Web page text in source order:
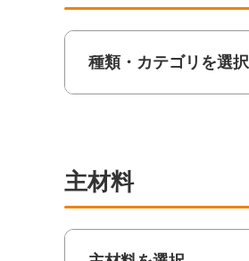
種類・カテゴリを選択
主材料